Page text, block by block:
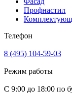
Профнастил
Телефон
8 (495) 104-59-03
Режим работы
С 9:00 до 18:00 по